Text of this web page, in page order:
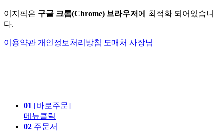
이지픽은 구글 크롬(Chrome) 브라우저 에 최적화 되어있습니
다.
이용약관 개인정보처리방침 도매처 사장님
01 [바로주문]
메뉴클릭
02 주문서